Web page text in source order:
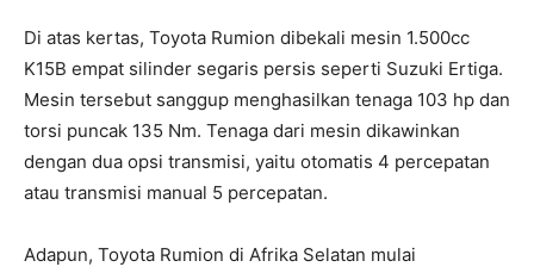
Di atas kertas, Toyota Rumion dibekali mesin 1.500cc
K15B empat silinder segaris persis seperti Suzuki Ertiga.
Mesin tersebut sanggup menghasilkan tenaga 103 hp dan
torsi puncak 135 Nm. Tenaga dari mesin dikawinkan
dengan dua opsi transmisi, yaitu otomatis 4 percepatan
atau transmisi manual 5 percepatan.
Adapun, Toyota Rumion di Afrika Selatan mulai